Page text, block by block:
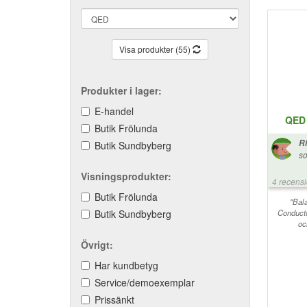
Visa produkter (55)
Produkter i lager:
E-handel
Butik Frölunda
Butik Sundbyberg
Visningsprodukter:
Butik Frölunda
Butik Sundbyberg
Övrigt:
Har kundbetyg
Service/demoexemplar
Prissänkt
4